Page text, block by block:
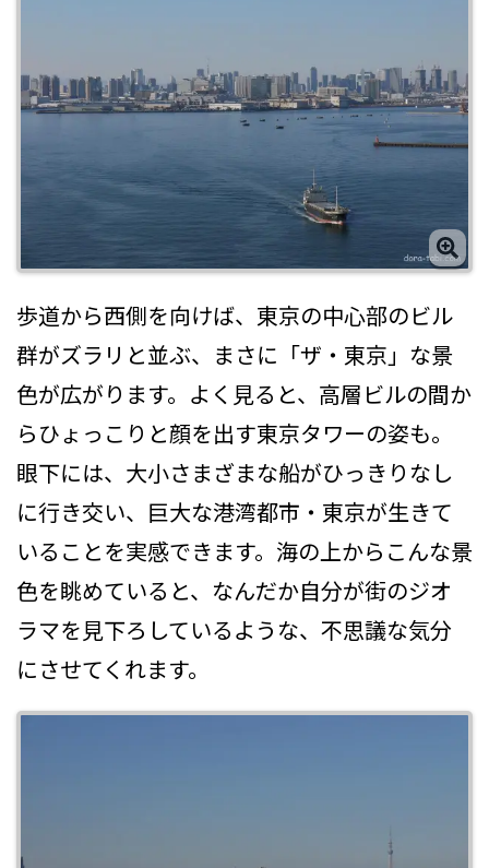
歩道から西側を向けば、東京の中心部のビル
群がズラリと並ぶ、まさに「ザ・東京」な景
色が広がります。よく見ると、高層ビルの間か
らひょっこりと顔を出す東京タワーの姿も。
眼下には、大小さまざまな船がひっきりなし
に行き交い、巨大な港湾都市・東京が生きて
いることを実感できます。海の上からこんな景
色を眺めていると、なんだか自分が街のジオ
ラマを見下ろしているような、不思議な気分
にさせてくれます。